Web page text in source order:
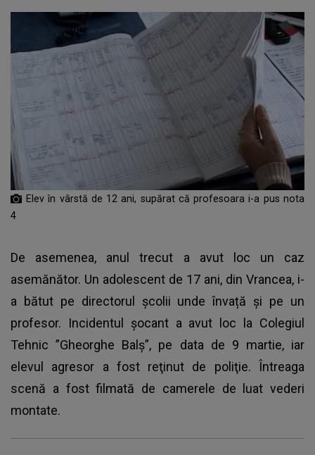
Elev în vârstă de 12 ani, supărat că profesoara i-a pus nota
4
De asemenea, anul trecut a avut loc un caz
asemănător. Un adolescent de 17 ani, din Vrancea, i-
a bătut pe directorul școlii unde învață și pe un
profesor. Incidentul șocant a avut loc la Colegiul
Tehnic ”Gheorghe Balș”, pe data de 9 martie, iar
elevul agresor a fost reţinut de poliţie. Întreaga
scenă a fost filmată de camerele de luat vederi
montate.